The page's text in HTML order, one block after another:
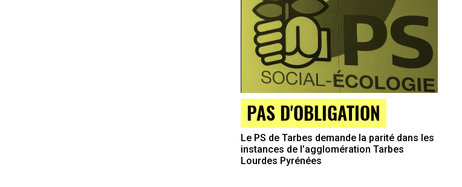
PAS D'OBLIGATION
Le PS de Tarbes demande la parité dans les
instances de l’agglomération Tarbes
Lourdes Pyrénées